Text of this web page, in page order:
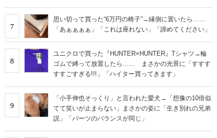
7
思い切って買った“6万円の椅子”→縁側に置いたら……
「あぁぁぁぁ」「これは座れない」「諦めてください」
8
ユニクロで買った『HUNTER×HUNTER』Tシャツ→輪
ゴムで縛って放置したら…… まさかの光景に「すすす
すすごすぎる!!!」「ハイター買ってきます」
9
「小手伸也そっくり」と言われた愛犬→「想像の10倍似
てて笑いが止まらない」まさかの姿に「生き別れの兄弟
説」「パーツのバランスが同じ」